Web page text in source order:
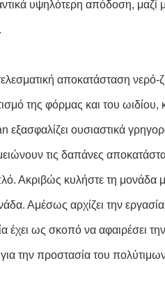
υψηλότερη απόδοση, μαζί
.
αποκατάσταση νερό-
της φόρμας και του ωιδίου,
εξασφαλίζει ουσιαστικά
τις δαπάνες
Ακριβώς κυλήστε τη
Αμέσως αρχίζει την
ως σκοπό να αφαιρέσει
την προστασία του